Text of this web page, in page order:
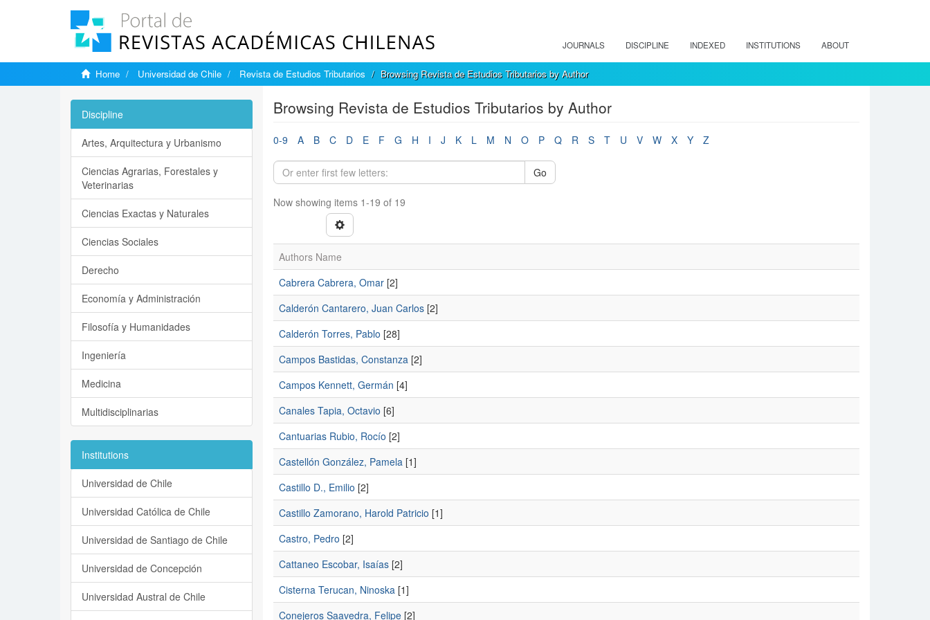
JOURNALS DISCIPLINE INDEXED INSTITUTIONS ABOUT
Home Universidad de Chile Revista de Estudios Tributarios Browsing Revista de Estudios Tributarios by Author
Browsing Revista de Estudios Tributarios by Author
0-9 A B C D E F G H I J K L M N O P Q R S T U V W X Y Z
Go
Now showing items 1-19 of 19
Authors Name
Cabrera Cabrera, Omar[2]
Calderón Cantarero, Juan Carlos[2]
Calderón Torres, Pablo [28]
Campos Bastidas, Constanza[2]
Campos Kennett, Germán [4]
Canales Tapia, Octavio [6]
Cantuarias Rubio, Rocío [2]
Castellón González, Pamela[1]
Castillo D., Emilio [2]
Castillo Zamorano, Harold Patricio [1]
Castro, Pedro [2]
Cattaneo Escobar, Isaías[2]
Cisterna Terucan, Ninoska[1]
Conejeros Saavedra, Felipe[2]
Discipline
Artes, Arquitectura y Urbanismo
Ciencias Agrarias, Forestales y
Veterinarias
Ciencias Exactas y Naturales
Ciencias Sociales
Derecho
Economía y Administración
Filosofía y Humanidades
Ingeniería
Medicina
Multidisciplinarias
Institutions
Universidad de Chile
Universidad Católica de Chile
Universidad de Santiago de Chile
Universidad de Concepción
Universidad Austral de Chile